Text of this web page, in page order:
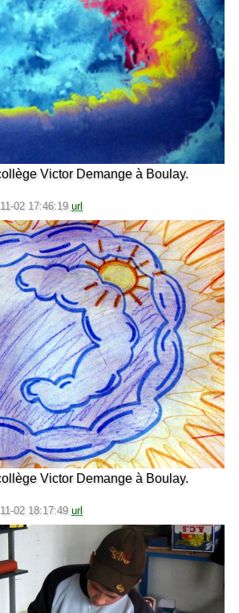
Victor Demange à Boulay.
02 17:46:19 url
Victor Demange à Boulay.
02 18:17:49 url